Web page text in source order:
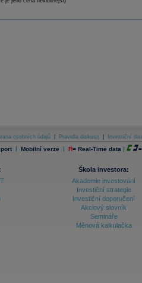
osobních údajů Pravidla diskuse Investiční
| Mobilní verze | R= Real-Time data | =
Škola investora:
Akademie investování
Investiční strategie
Investiční doporučení
Akciový slovník
Semináře
Měnová kalkulačka